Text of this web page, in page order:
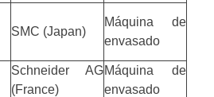
SMC (Japan)
Máquina de
envasado
Schneider AG
(France)
Máquina de
envasado